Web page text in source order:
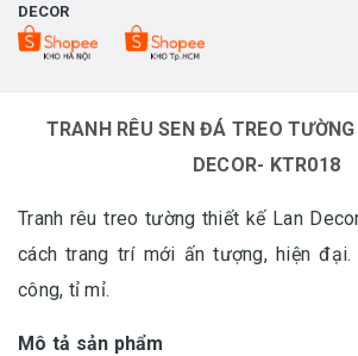
DECOR
TRANH RÊU SEN ĐÁ TREO
DECOR- KTR018
Tranh rêu treo tường thiết kế Lan
cách trang trí mới ấn tượng, hiện đại.
công, tỉ mỉ.
Mô tả sản phẩm